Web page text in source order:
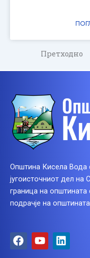
Претходно
Општина Кисела Вода
југоисточниот дел на
граница на
подрачје на
F
a
Y
o
L
i